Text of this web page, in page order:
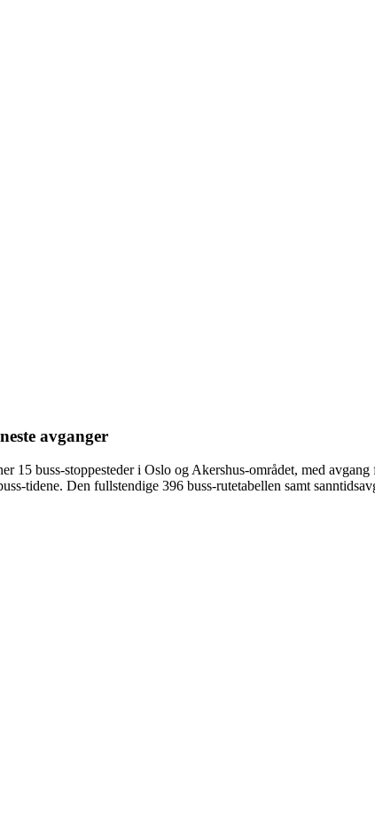
avganger
15 buss-stoppesteder i Oslo og Akershus-området, med
tidene. Den fullstendige 396 buss-rutetabellen samt